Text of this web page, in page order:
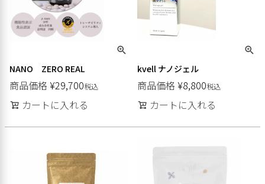
NANO ZERO REAL
商品価格 ¥29,700税込
カートに入れる
kvell ナノジェル
商品価格 ¥8,800税込
カートに入れる